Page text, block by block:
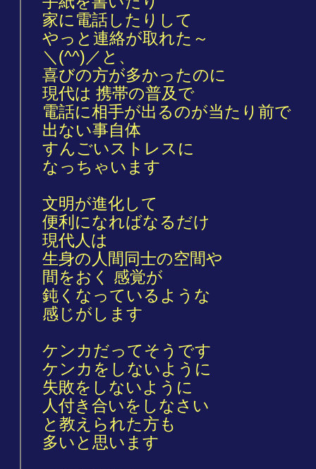
家に電話したりして
やっと連絡が取れた～
＼(^^)／と、
喜びの方が多かったのに
現代は 携帯の普及で
電話に相手が出るのが当たり前で
出ない事自体
すんごいストレスに
なっちゃいます
文明が進化して
便利になればなるだけ
現代人は
生身の人間同士の空間や
間をおく 感覚が
鈍くなっているような
感じがします
ケンカだってそうです
ケンカをしないように
失敗をしないように
人付き合いをしなさい
と教えられた方も
多いと思います